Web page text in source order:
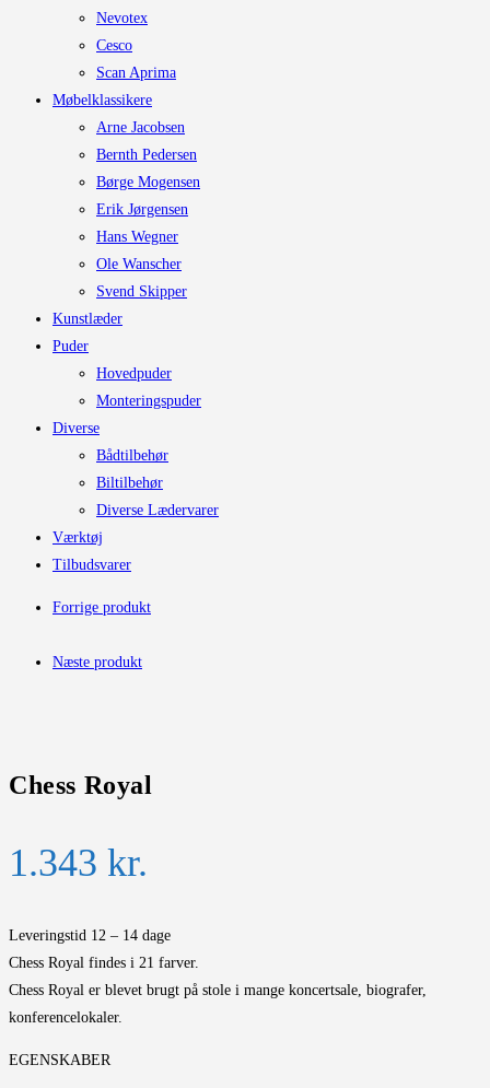
Nevotex
Cesco
Scan Aprima
Møbelklassikere
Arne Jacobsen
Bernth Pedersen
Børge Mogensen
Erik Jørgensen
Hans Wegner
Ole Wanscher
Svend Skipper
Kunstlæder
Puder
Hovedpuder
Monteringspuder
Diverse
Bådtilbehør
Biltilbehør
Diverse Lædervarer
Værktøj
Tilbudsvarer
Forrige produkt
Næste produkt
Chess Royal
1.343 kr.
Leveringstid 12 – 14 dage
Chess Royal findes i 21 farver.
Chess Royal er blevet brugt på stole i mange koncertsale, biografer,
konferencelokaler.
EGENSKABER